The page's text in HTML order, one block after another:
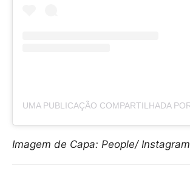
Imagem de Capa: People/ Instagram